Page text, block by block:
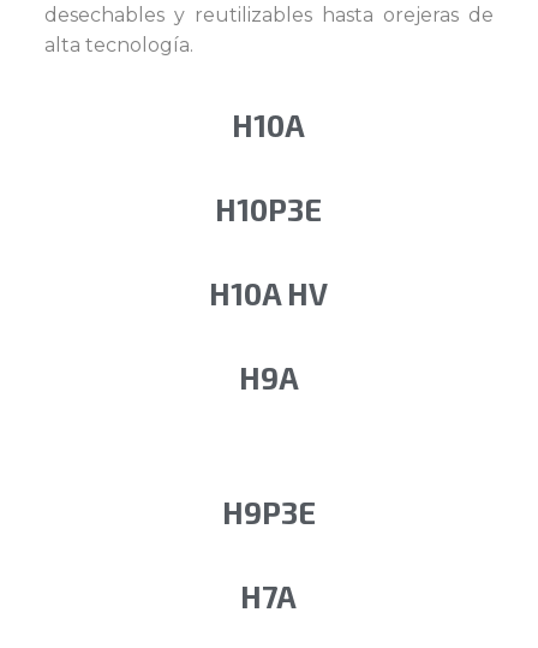
desechables y reutilizables hasta orejeras de
alta tecnología.
H10A
H10P3E
H10A HV
H9A
H9P3E
H7A